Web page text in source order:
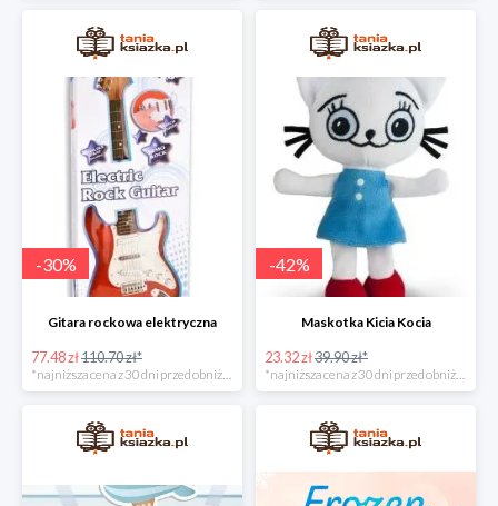
-30%
Gitara rockowa elektryczna
77.48 zł110.70 zł*
-42%
Maskotka Kicia Kocia
23.32 zł39.90 zł*